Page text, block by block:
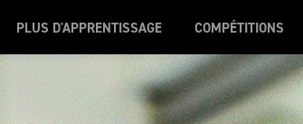
PLUS D'APPRENTISSAGE COMPÉTITIONS